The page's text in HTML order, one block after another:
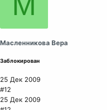
и
Масленникова Вера
Заблокирован
25 Дек 2009
#12
25 Дек 2009